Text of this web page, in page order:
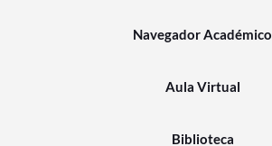
Navegador Académico
Aula Virtual
Biblioteca